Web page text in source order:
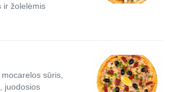
ir žolelėmis
sūris,
juodosios